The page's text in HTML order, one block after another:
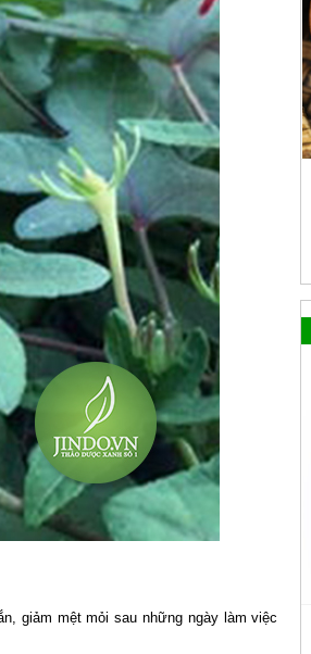
giảm mệt mỏi sau những ngày làm việc